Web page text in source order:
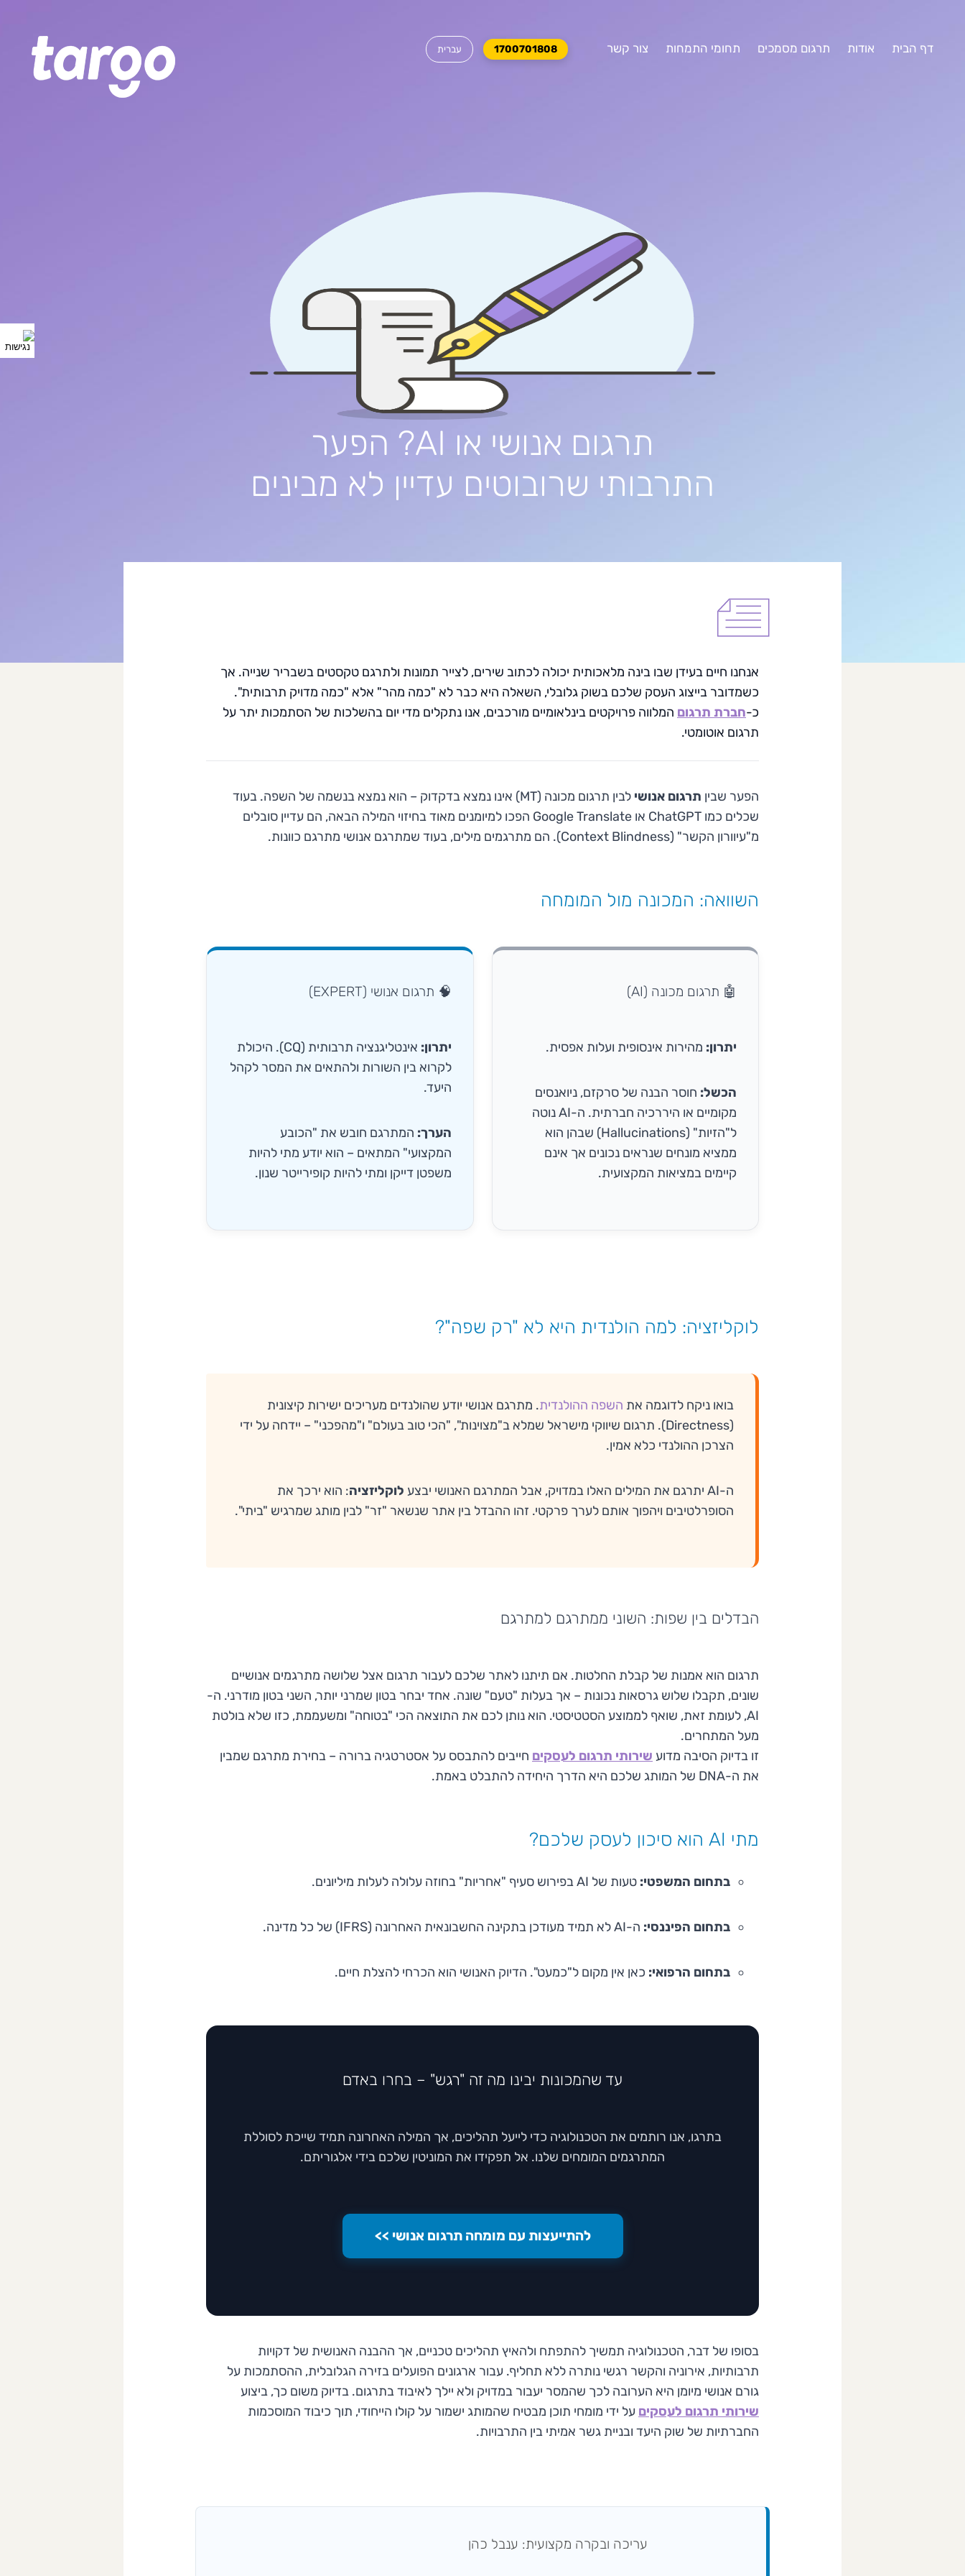
דף הבית אודות תרגום מסמכים תחומי התמחות צור קשר 1700701808
תרגום אנושי או AI? הפער
התרבותי שרובוטים עדיין לא מבינים
אנחנו חיים בעידן שבו בינה מלאכותית יכולה לכתוב שירים, לצייר תמונות ולתרגם טקסטים בשבריר שנייה. אך
כשמדובר בייצוג העסק שלכם בשוק גלובלי, השאלה היא כבר לא "כמה מהר" אלא "כמה מדויק תרבותית".
כ-חברת תרגום המלווה פרויקטים בינלאומיים מורכבים, אנו נתקלים מדי יום בהשלכות של הסתמכות יתר על
תרגום אוטומטי.
הפער שבין תרגום אנושי
לבין תרגום מכונה (MT) אינו נמצא בדקדוק – הוא נמצא בנשמה של השפה. בעוד
שכלים כמו ChatGPT או Google Translate הפכו למיומנים מאוד בחיזוי המילה הבאה, הם עדיין סובלים
מ"עיוורון הקשר" (Context Blindness). הם מתרגמים מילים, בעוד שמתרגם אנושי מתרגם כוונות.
השוואה: המכונה מול המומחה
🤖 תרגום מכונה (AI)
יתרון: מהירות אינסופית ועלות אפסית.
הכשל: חוסר הבנה של סרקזם, ניואנסים
מקומיים או היררכיה חברתית. ה-AI נוטה
ל"הזיות" (Hallucinations) שבהן הוא
ממציא מונחים שנראים נכונים אך אינם
קיימים במציאות המקצועית.
🧠 תרגום אנושי (EXPERT)
יתרון:
אינטליגנציה תרבותית (CQ). היכולת
לקרוא בין השורות ולהתאים את המסר לקהל
היעד.
הערך: המתרגם חובש את "הכובע
המקצועי" המתאים – הוא יודע מתי להיות
משפטן דייקן ומתי להיות קופירייטר שנון.
לוקליזציה: למה הולנדית היא לא "רק שפה"?
בואו ניקח לדוגמה את השפה ההולנדית. מתרגם אנושי יודע שהולנדים מעריכים ישירות קיצונית
(Directness). תרגום שיווקי מישראל שמלא ב"מצוינות", "הכי טוב בעולם" ו"מהפכני" – יידחה על ידי
הצרכן ההולנדי כלא אמין.
ה-AI יתרגם את המילים האלו במדויק, אבל המתרגם האנושי יבצע לוקליזציה: הוא ירכך את
הסופרלטיבים ויהפוך אותם לערך פרקטי. זהו ההבדל בין אתר שנשאר "זר" לבין מותג שמרגיש "ביתי".
הבדלים בין שפות: השוני ממתרגם למתרגם
תרגום הוא אמנות של קבלת החלטות. אם תיתנו לאתר שלכם לעבור תרגום אצל שלושה מתרגמים אנושיים
שונים, תקבלו שלוש גרסאות נכונות – אך בעלות "טעם" שונה. אחד יבחר בטון שמרני יותר, השני בטון מודרני. ה-
AI, לעומת זאת, שואף לממוצע הסטטיסטי. הוא נותן לכם את התוצאה הכי "בטוחה" ומשעממת, כזו שלא בולטת
מעל המתחרים.
זו בדיוק הסיבה מדוע שירותי תרגום לעסקים חייבים להתבסס על אסטרטגיה ברורה – בחירת מתרגם שמבין
את ה-DNA של המותג שלכם היא הדרך היחידה להתבלט באמת.
מתי AI הוא סיכון לעסק שלכם?
בתחום המשפטי: טעות של AI בפירוש סעיף "אחריות" בחוזה עלולה לעלות מיליונים.
בתחום הפיננסי: ה-AI לא תמיד מעודכן בתקינה החשבונאית האחרונה (IFRS) של כל מדינה.
בתחום הרפואי: כאן אין מקום ל"כמעט". הדיוק האנושי הוא הכרחי להצלת חיים.
עד שהמכונות יבינו מה זה "רגש" – בחרו באדם
בתרגו, אנו רותמים את הטכנולוגיה כדי לייעל תהליכים, אך המילה האחרונה תמיד שייכת לסוללת
המתרגמים המומחים שלנו. אל תפקידו את המוניטין שלכם בידי אלגוריתם.
להתייעצות עם מומחה תרגום אנושי >>
בסופו של דבר, הטכנולוגיה תמשיך להתפתח ולהאיץ תהליכים טכניים, אך ההבנה האנושית של דקויות
תרבותיות, אירוניה והקשר רגשי נותרה ללא תחליף. עבור ארגונים הפועלים בזירה הגלובלית, ההסתמכות על
גורם אנושי מיומן היא הערובה לכך שהמסר יעבור במדויק ולא יילך לאיבוד בתרגום. בדיוק משום כך, ביצוע
שירותי תרגום לעסקים על ידי מומחי תוכן מבטיח שהמותג ישמור על קולו הייחודי, תוך כיבוד המוסכמות
החברתיות של שוק היעד ובניית גשר אמיתי בין התרבויות.
עריכה ובקרה מקצועית: ענבל כהן